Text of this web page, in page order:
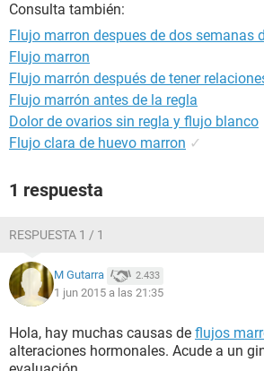
Consulta también:
Flujo marron despues de dos semanas
Flujo marron
Flujo marrón después de tener
Flujo marrón antes de la regla
Dolor de ovarios sin regla y flujo blanco
Flujo clara de huevo marron ✓
1 respuesta
RESPUESTA 1 / 1
M Gutarra 2.433
1 jun 2015 a las 21:35
Hola, hay muchas causas de flujos
alteraciones hormonales. Acude a un